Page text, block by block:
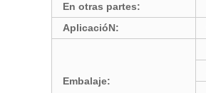
En otras partes:
AplicacióN:
Embalaje: